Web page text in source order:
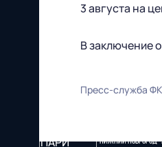
3 августа на
В заключение
Пресс-служба
"Нижний Новгород"